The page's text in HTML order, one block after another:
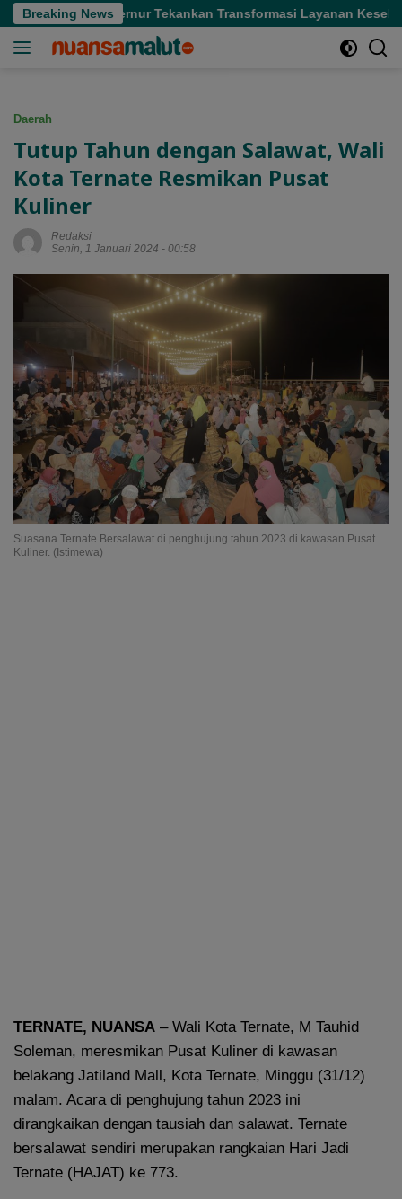
Langsung
ke
Breaking News
Gubernur Tekankan Transformasi Layanan Kesehatan
Daerah
Tutup Tahun dengan Salawat, Wali
Kota Ternate Resmikan Pusat
Kuliner
Redaksi
Senin, 1 Januari 2024 - 00:58
Suasana Ternate Bersalawat di penghujung tahun 2023 di kawasan Pusat
Kuliner. (Istimewa)
TERNATE, NUANSA – Wali Kota Ternate, M Tauhid
Soleman, meresmikan Pusat Kuliner di kawasan
belakang Jatiland Mall, Kota Ternate, Minggu (31/12)
malam. Acara di penghujung tahun 2023 ini
dirangkaikan dengan tausiah dan salawat. Ternate
bersalawat sendiri merupakan rangkaian Hari Jadi
Ternate (HAJAT) ke 773.